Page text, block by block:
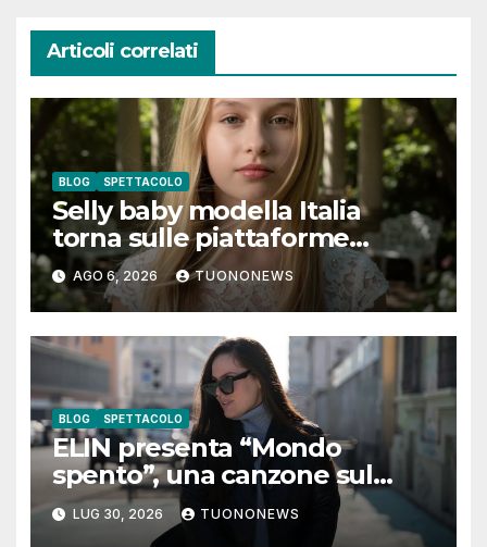
Articoli correlati
BLOG SPETTACOLO
Selly baby modella Italia
torna sulle piattaforme
digitali con “Luna lei mi
guarda”
AGO 6, 2026 TUONONEWS
BLOG SPETTACOLO
ELIN presenta “Mondo
spento”, una canzone sul
coraggio di lasciare andare i
pensieri negativi
LUG 30, 2026 TUONONEWS